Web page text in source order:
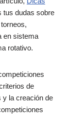
tus dudas sobre
en sistema
rotativo.
de
y la creación de